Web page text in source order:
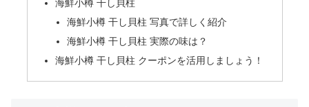
海鮮小樽 干し貝柱
海鮮小樽 干し貝柱 写真で詳しく紹介
海鮮小樽 干し貝柱 実際の味は？
海鮮小樽 干し貝柱 クーポンを活用しましょう！